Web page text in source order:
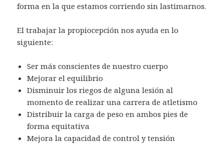
forma en la que estamos corriendo sin lastimarnos.
El trabajar la propiocepción nos ayuda en lo
siguiente:
Ser más conscientes de nuestro cuerpo
Mejorar el equilibrio
Disminuir los riegos de alguna lesión al
momento de realizar una carrera de atletismo
Distribuir la carga de peso en ambos pies de
forma equitativa
Mejora la capacidad de control y tensión